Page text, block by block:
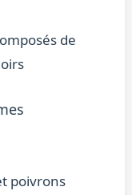
de
poivrons